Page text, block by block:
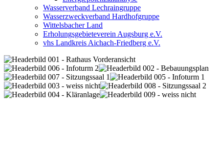
Wasserverband Lechraingruppe
Wasserzweckverband Hardhofgruppe
Wittelsbacher Land
Erholungsgebieteverein Augsburg e.V.
vhs Landkreis Aichach-Friedberg e.V.